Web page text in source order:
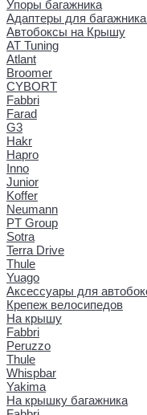
Упоры багажника
Адаптеры для
Автобоксы на Крышу
AT Tuning
Atlant
Broomer
CYBORT
Fabbri
Farad
G3
Hakr
Hapro
Inno
Junior
Koffer
Neumann
PT Group
Sotra
Terra Drive
Thule
Yuago
Аксессуары для
Крепеж велосипедов
На крышу
Fabbri
Peruzzo
Thule
Whispbar
Yakima
На крышку багажника